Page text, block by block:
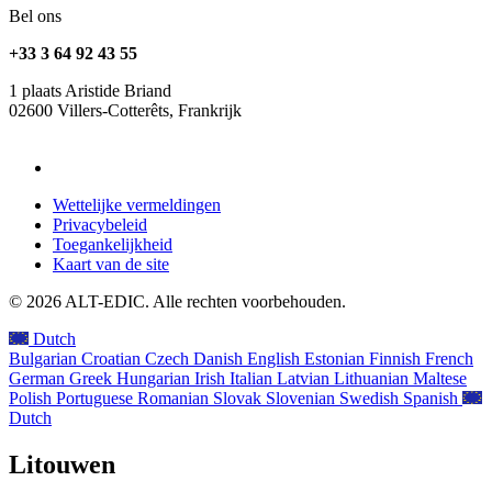
Bel ons
+33 3 64 92 43 55
1 plaats Aristide Briand
02600 Villers-Cotterêts, Frankrijk
Wettelijke vermeldingen
Privacybeleid
Toegankelijkheid
Kaart van de site
© 2026 ALT-EDIC. Alle rechten voorbehouden.
Dutch
Bulgarian Croatian Czech Danish English Estonian Finnish French
German Greek Hungarian Irish Italian Latvian Lithuanian Maltese
Polish Portuguese Romanian Slovak Slovenian Swedish Spanish
Dutch
Litouwen